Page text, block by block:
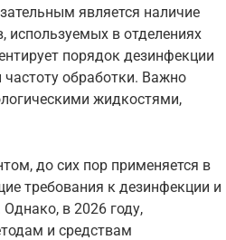
является наличие
используемых в отделениях
порядок дезинфекции
обработки. Важно
жидкостями,
до сих пор применяется в
требования к дезинфекции и
в 2026 году,
и средствам